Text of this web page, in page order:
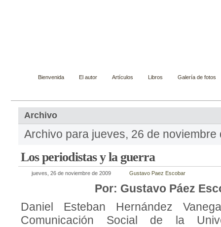
Bienvenida El autor Artículos Libros Galería de fotos
Archivo
Archivo para jueves, 26 de noviembre
Los periodistas y la guerra
jueves, 26 de noviembre de 2009 Gustavo Paez Escobar
Por: Gustavo Páez
Daniel Esteban Hernández
Comunicación Social de la